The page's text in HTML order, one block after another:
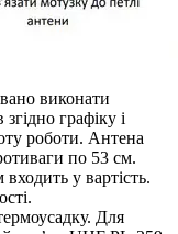
виконати
графіку і
роботи. Антена
по 53 см.
у вартість.
Для